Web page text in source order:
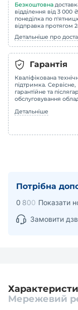
Безкоштовна
відділення від 3 000
понеділка по
відправка протягом
Детальніше про
Гарантія
Кваліфікована
підтримка. Сервісне,
гарантійне та
обслуговування
Детальніше
Потрібна
0 800 Показати
Замовити
Мережевий